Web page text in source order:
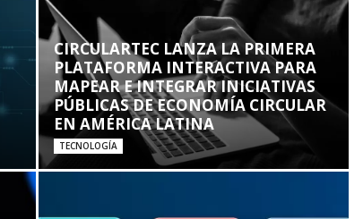
CIRCULARTEC LANZA LA PRIMERA
PLATAFORMA INTERACTIVA PARA
MAPEAR E INTEGRAR INICIATIVAS
PÚBLICAS DE ECONOMÍA CIRCULAR
EN AMÉRICA LATINA
TECNOLOGÍA